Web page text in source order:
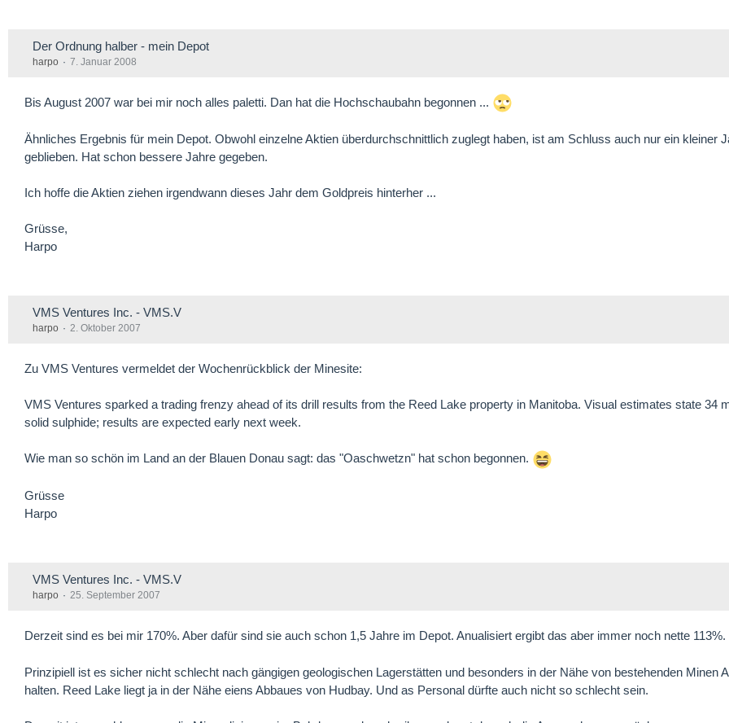
Der Ordnung halber - mein Depot
harpo 7. Januar 2008
Bis August 2007 war bei mir noch alles paletti. Dan hat die Hochschaubahn begonnen ...
Ähnliches Ergebnis für mein Depot. Obwohl einzelne Aktien überdurchschnittlich zuglegt haben, ist am Schluss auch nur ein kleiner
geblieben. Hat schon bessere Jahre gegeben.
Ich hoffe die Aktien ziehen irgendwann dieses Jahr dem Goldpreis hinterher ...
Grüsse,
Harpo
VMS Ventures Inc. - VMS.V
harpo 2. Oktober 2007
Zu VMS Ventures vermeldet der Wochenrückblick der Minesite:
VMS Ventures sparked a trading frenzy ahead of its drill results from the Reed Lake property in Manitoba. Visual estimates state 34
solid sulphide; results are expected early next week.
Wie man so schön im Land an der Blauen Donau sagt: das "Oaschwetzn" hat schon begonnen.
Grüsse
Harpo
VMS Ventures Inc. - VMS.V
harpo 25. September 2007
Derzeit sind es bei mir 170%. Aber dafür sind sie auch schon 1,5 Jahre im Depot. Anualisiert ergibt das aber immer noch nette 113%.
Prinzipiell ist es sicher nicht schlecht nach gängigen geologischen Lagerstätten und besonders in der Nähe von bestehenden Minen
halten. Reed Lake liegt ja in der Nähe eiens Abbaues von Hudbay. Und as Personal dürfte auch nicht so schlecht sein.